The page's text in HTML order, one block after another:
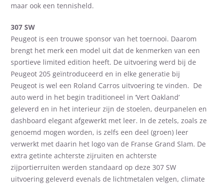
maar ook een tennisheld.
307 SW
Peugeot is een trouwe sponsor van het toernooi. Daarom
brengt het merk een model uit dat de kenmerken van een
sportieve limited edition heeft. De uitvoering werd bij de
Peugeot 205 geïntroduceerd en in elke generatie bij
Peugeot is wel een Roland Carros uitvoering te vinden. De
auto werd in het begin traditioneel in ‘Vert Oakland’
geleverd en in het interieur zijn de stoelen, deurpanelen en
dashboard elegant afgewerkt met leer. In de zetels, zoals ze
genoemd mogen worden, is zelfs een deel (groen) leer
verwerkt met daarin het logo van de Franse Grand Slam. De
extra getinte achterste zijruiten en achterste
zijportierruiten werden standaard op deze 307 SW
uitvoering geleverd evenals de lichtmetalen velgen, climate